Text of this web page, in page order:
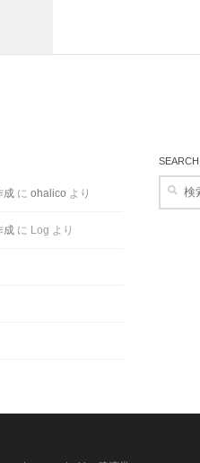
成 に ohalico より
成 に Log より
SEARCH